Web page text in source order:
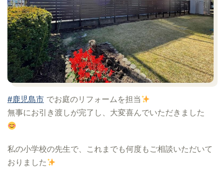
#鹿児島市 でお庭のリフォームを担当
無事にお引き渡しが完了し、大変喜んでいただきました
私の小学校の先生で、これまでも何度もご相談いただいて
おりました